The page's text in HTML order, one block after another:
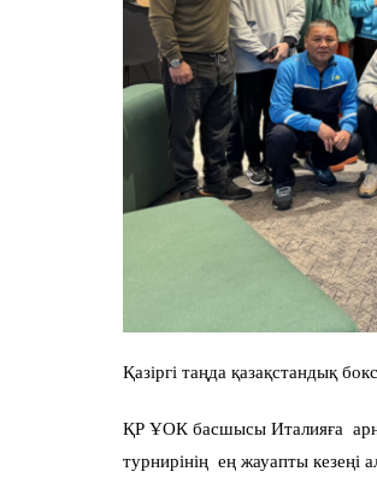
Қазіргі таңда қазақстандық
ҚР ҰОК басшысы Италияға
турнирінің ең жауапты кезеңі